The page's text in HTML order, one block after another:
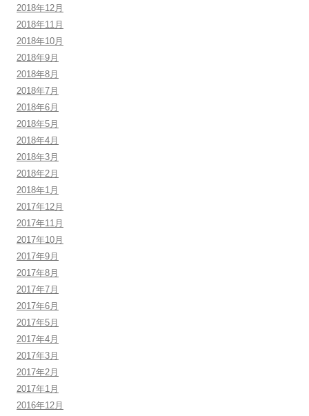
2018年12月
2018年11月
2018年10月
2018年9月
2018年8月
2018年7月
2018年6月
2018年5月
2018年4月
2018年3月
2018年2月
2018年1月
2017年12月
2017年11月
2017年10月
2017年9月
2017年8月
2017年7月
2017年6月
2017年5月
2017年4月
2017年3月
2017年2月
2017年1月
2016年12月